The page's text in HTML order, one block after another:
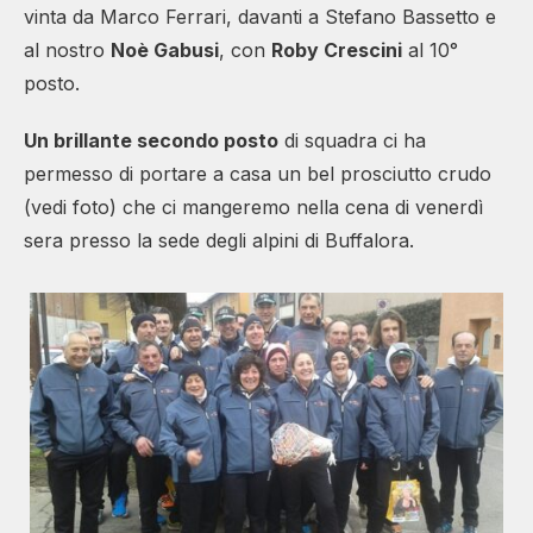
vinta da Marco Ferrari, davanti a Stefano Bassetto e
al nostro Noè Gabusi, con Roby Crescini al 10°
posto.
Un brillante secondo posto di squadra ci ha
permesso di portare a casa un bel prosciutto crudo
(vedi foto) che ci mangeremo nella cena di venerdì
sera presso la sede degli alpini di Buffalora.